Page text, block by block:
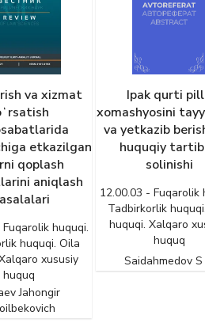
va xizmat
etkazilgan
qoplash
aniqlash
huquqi.
huquqi. Oila
xususiy
huquq
Jahongir
Ipak qurti
xomashyosini
va yetkazib
huquqiy
solinishi
12.00.03 - Fuqarolik
Tadbirkorlik
huquqi. Xalqaro
huquq
Saidahmedov S